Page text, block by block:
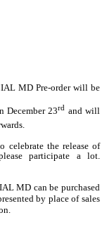
MD Pre-order will be
December 23rd and will
the release of
participate a lot.
MD can be purchased
by place of sales